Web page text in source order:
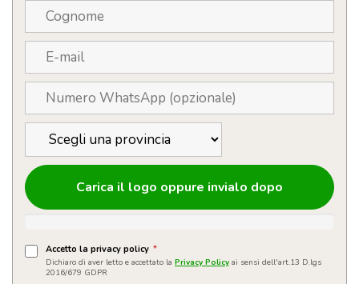
Carica il logo oppure invialo dopo
Accetto la privacy policy *
Dichiaro di aver letto e accettato la Privacy Policy ai sensi dell'art.13 D.lgs
2016/679 GDPR